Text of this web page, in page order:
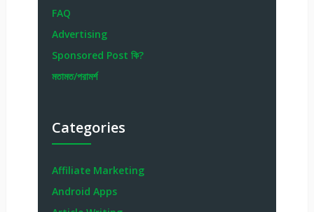
FAQ
Advertising
Sponsored Post কি?
মতামত/পরামর্শ
Categories
Affiliate Marketing
Android Apps